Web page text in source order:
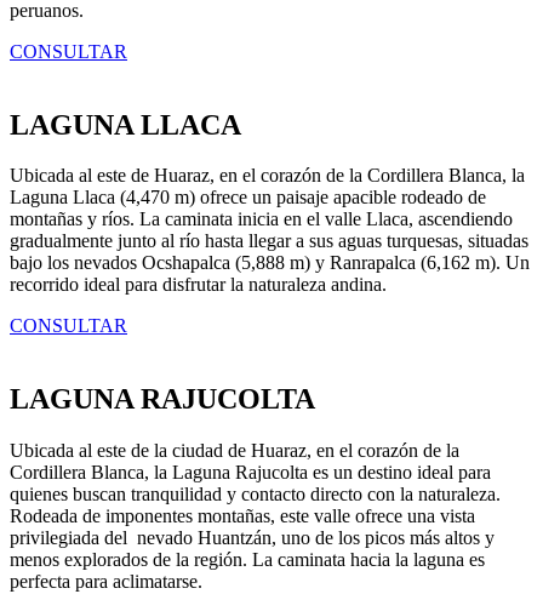
peruanos.
CONSULTAR
LAGUNA LLACA
Ubicada al este de Huaraz, en el corazón de la Cordillera Blanca, la
Laguna Llaca (4,470 m) ofrece un paisaje apacible rodeado de
montañas y ríos. La caminata inicia en el valle Llaca, ascendiendo
gradualmente junto al río hasta llegar a sus aguas turquesas, situadas
bajo los nevados Ocshapalca (5,888 m) y Ranrapalca (6,162 m). Un
recorrido ideal para disfrutar la naturaleza andina.
CONSULTAR
LAGUNA RAJUCOLTA
Ubicada al este de la ciudad de Huaraz, en el corazón de la
Cordillera Blanca, la Laguna Rajucolta es un destino ideal para
quienes buscan tranquilidad y contacto directo con la naturaleza.
Rodeada de imponentes montañas, este valle ofrece una vista
privilegiada del nevado Huantzán, uno de los picos más altos y
menos explorados de la región. La caminata hacia la laguna es
perfecta para aclimatarse.